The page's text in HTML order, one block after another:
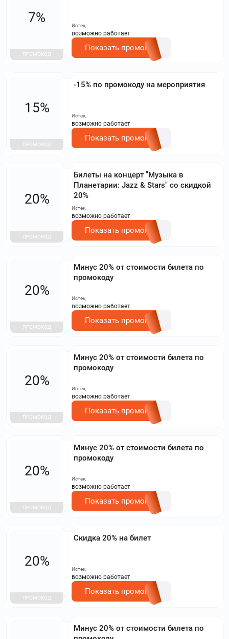
7%
ПРОМОКОД
Истек,
возможно работает
Показать промокод
-15% по промокоду на мероприятия
15%
ПРОМОКОД
Истек,
возможно работает
Показать промокод
Билеты на концерт "Музыка в
Планетарии: Jazz & Stars" со скидкой
20%
20%
ПРОМОКОД
Истек,
возможно работает
Показать промокод
Минус 20% от стоимости билета по
промокоду
20%
ПРОМОКОД
Истек,
возможно работает
Показать промокод
Минус 20% от стоимости билета по
промокоду
20%
ПРОМОКОД
Истек,
возможно работает
Показать промокод
Минус 20% от стоимости билета по
промокоду
20%
ПРОМОКОД
Истек,
возможно работает
Показать промокод
Скидка 20% на билет
20%
ПРОМОКОД
Истек,
возможно работает
Показать промокод
Минус 20% от стоимости билета по